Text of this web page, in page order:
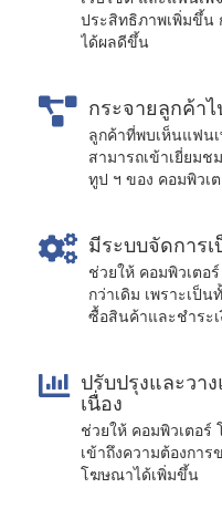
ประสิทธิภาพเพิ่มขึ้น
ได้ผลดีขึ้น
กระจายลูกค้า
ลูกค้าที่พบเห็นแฟน
สามารถเข้าเยี่ยมช
ทูป ฯ ของ คอมพิวเ
มีระบบจัดการเ
ช่วยให้ คอมพิวเตอ
กว่าเดิม เพราะเป็
ซื้อสินค้าและชำระ
ปรับปรุงและวา
เนื่อง
ช่วยให้ คอมพิวเตอร์
เข้าถึงความต้องกา
โฆษณาได้เพิ่มขึ้น